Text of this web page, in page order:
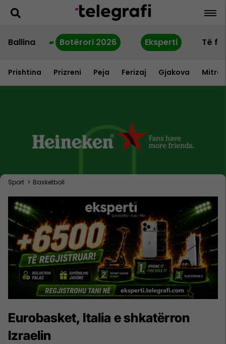
Ballina Botërori 2026 Eksperti Të
Prishtina Prizreni Peja Ferizaj Gjakova
Sport > Basketboll
Eurobasket, Italia e shkatërron
Izraelin